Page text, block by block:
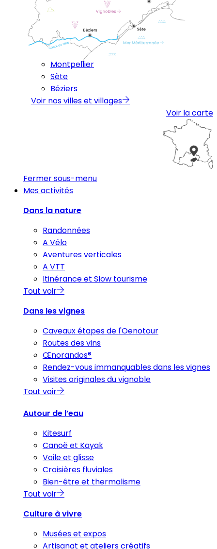
Montpellier
Sète
Béziers
Voir nos villes et villages
Voir la carte
Fermer sous-menu
Mes activités
Dans la nature
Randonnées
A Vélo
Aventures verticales
A VTT
Itinérance et Slow tourisme
Tout voir
Dans les vignes
Caveaux étapes de l'Oenotour
Routes des vins
Œnorandos®
Rendez-vous immanquables dans les vignes
Visites originales du vignoble
Tout voir
Autour de l’eau
Kitesurf
Canoë et Kayak
Voile et glisse
Croisières fluviales
Bien-être et thermalisme
Tout voir
Culture à vivre
Musées et expos
Artisanat et ateliers créatifs